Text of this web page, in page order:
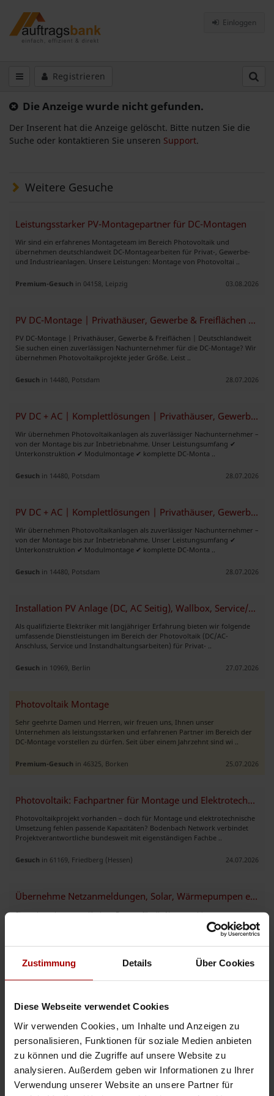
Zustimmung Details Über Cookies
Diese Webseite verwendet Cookies
Wir verwenden Cookies, um Inhalte und Anzeigen zu
personalisieren, Funktionen für soziale Medien anbieten
zu können und die Zugriffe auf unsere Website zu
analysieren. Außerdem geben wir Informationen zu Ihrer
Verwendung unserer Website an unsere Partner für
Einloggen
Registrieren
Die Anzeige wurde nicht gefunden.
Der Inserent hat die Anzeige gelöscht. Bitte nutzen Sie die
Suche oder kontaktieren Sie unseren Support.
Weitere Gesuche
Leistungsstarker PV-Montagepartner für DC-Montagen
Wir sind ein erfahrenes Montageteam im Bereich Photovoltaik und
übernehmen deutschlandweit DC-Montagearbeiten für Privat-, Gewerbe-
und Industrieanlagen. Unsere Leistungen: Montage von Photovoltai ..
Premium-Gesuch in 04158, Leipzig 03.08.2026
PV DC-Montage | Privathäuser, Gewerbe & Freiflächen | Deutschlandweit
PV DC-Montage | Privathäuser, Gewerbe & Freiflächen | Deutschlandweit
Sie suchen einen zuverlässigen Nachunternehmer für die DC-Montage? Wir
übernehmen Photovoltaikprojekte jeder Größe. Leist ..
Gesuch in 14480, Potsdam 28.07.2026
PV DC + AC | Komplettlösungen | Privathäuser, Gewerbe & Industrie
Wir übernehmen Photovoltaikanlagen als zuverlässiger Nachunternehmer –
von der Montage bis zur Inbetriebnahme. Unser Leistungsumfang ✔
Unterkonstruktion ✔ Modulmontage ✔ komplette DC-Monta ..
Gesuch in 14480, Potsdam 28.07.2026
PV DC + AC | Komplettlösungen | Privathäuser, Gewerbe & Industrie
Wir übernehmen Photovoltaikanlagen als zuverlässiger Nachunternehmer –
von der Montage bis zur Inbetriebnahme. Unser Leistungsumfang ✔
Unterkonstruktion ✔ Modulmontage ✔ komplette DC-Monta ..
Gesuch in 14480, Potsdam 28.07.2026
Installation PV Anlage (DC, AC Seitig), Wallbox, Service/Support
Als qualifizierte Elektriker mit langjähriger Erfahrung bieten wir folgende
umfassende Dienstleistungen im Bereich der Photovoltaik (DC/AC-
Anschluss, Service und Instandhaltungsarbeiten) für Privat- ..
Gesuch in 10969, Berlin 27.07.2026
Photovoltaik Montage
Sehr geehrte Damen und Herren, wir freuen uns, Ihnen unser
Unternehmen als leistungsstarken und erfahrenen Partner im Bereich der
DC-Montage vorstellen zu dürfen. Seit über einem Jahrzehnt sind wi ..
Premium-Gesuch in 46325, Borken 25.07.2026
Photovoltaik: Fachpartner für Montage und Elektrotechnik
Photovoltaikprojekt vorhanden – doch für Montage und elektrotechnische
Umsetzung fehlen passende Kapazitäten? Bodenbach Network verbindet
Projektverantwortliche bundesweit mit eigenständigen Fachbe ..
Gesuch in 61169, Friedberg (Hessen) 24.07.2026
Übernehme Netzanmeldungen, Solar, Wärmepumpen etc.
Sie suchen einen zuverlässigen Partner für die Netzanmeldung von
Netzanmeldungen effizient und professionell durch. Interessiert? Dann freu
Gesuchin 10115, Berlin 21.07.2026
Kurzprofil: Wir sind ein Montageteam mit langjähriger Erfahrung im Bau
von Freiflächen-Photovoltaikanlagen. Wir bieten mechani ..
Gesuch in Slowakei